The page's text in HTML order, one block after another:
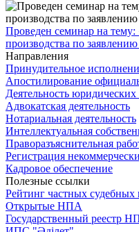
Проведен семинар на
производства по заявлению
Направления
Принудительное
Апостилирование
Деятельность юридических
Адвокатская деятельность
Нотариальная деятельность
Интеллектуальная
Праворазъяснительная
Регистрация
Кадровое обеспечение
Полезные ссылки
Рейтинг частных судебных
Открытые НПА
Государственный реестр